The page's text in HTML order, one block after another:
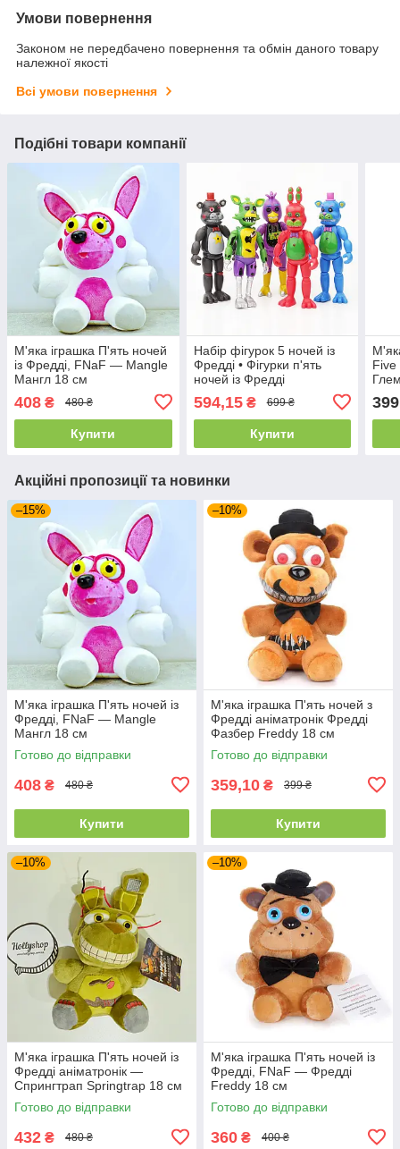
Умови повернення
Законом не передбачено повернення та обмін даного товару
належної якості
Всі умови повернення
Подібні товари компанії
М'яка іграшка П'ять ночей
із Фредді, FNaF — Mangle
Мангл 18 см
408 ₴ 480 ₴
Купити
Набір фігурок 5 ночей із
Фредді • Фігурки п'ять
ночей із Фредді
594,15₴ 699 ₴
Купити
Five
399
Акційні пропозиції та новинки
–15%
М'яка іграшка П'ять ночей із
Фредді, FNaF — Mangle
Мангл 18 см
Готово до відправки
408 ₴ 480 ₴
Купити
–10%
М'яка іграшка П'ять ночей з
Фредді аніматронік Фредді
Фазбер Freddy 18 см
Готово до відправки
359,10 ₴ 399 ₴
Купити
–10%
М'яка іграшка П'ять ночей із
Фредді аніматронік —
Спрингтрап Springtrap 18 см
Готово до відправки
432 ₴ 480 ₴
–10%
М'яка іграшка П'ять ночей із
Фредді, FNaF — Фредді
Freddy 18 см
Готово до відправки
360 ₴ 400 ₴